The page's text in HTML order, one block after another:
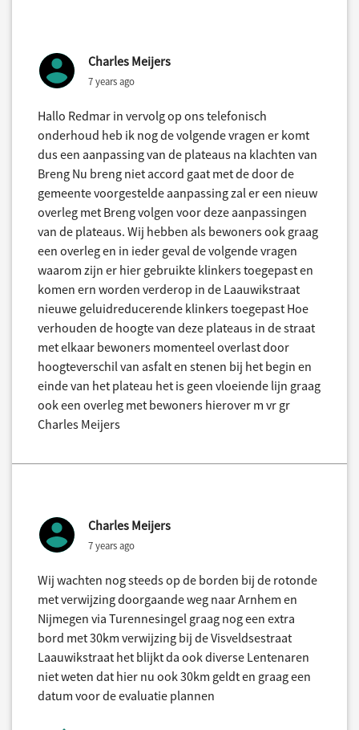
Charles Meijers
7 years ago
Hallo Redmar in vervolg op ons telefonisch
onderhoud heb ik nog de volgende vragen er komt
dus een aanpassing van de plateaus na klachten van
Breng Nu breng niet accord gaat met de door de
gemeente voorgestelde aanpassing zal er een nieuw
overleg met Breng volgen voor deze aanpassingen
van de plateaus. Wij hebben als bewoners ook graag
een overleg en in ieder geval de volgende vragen
waarom zijn er hier gebruikte klinkers toegepast en
komen ern worden verderop in de Laauwikstraat
nieuwe geluidreducerende klinkers toegepast Hoe
verhouden de hoogte van deze plateaus in de straat
met elkaar bewoners momenteel overlast door
hoogteverschil van asfalt en stenen bij het begin en
einde van het plateau het is geen vloeiende lijn graag
ook een overleg met bewoners hierover m vr gr
Charles Meijers
Charles Meijers
7 years ago
Wij wachten nog steeds op de borden bij de rotonde
met verwijzing doorgaande weg naar Arnhem en
Nijmegen via Turennesingel graag nog een extra
bord met 30km verwijzing bij de Visveldsestraat
Laauwikstraat het blijkt da ook diverse Lentenaren
niet weten dat hier nu ook 30km geldt en graag een
datum voor de evaluatie plannen